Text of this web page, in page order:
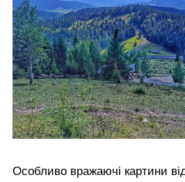
Особливо вражаючі картини